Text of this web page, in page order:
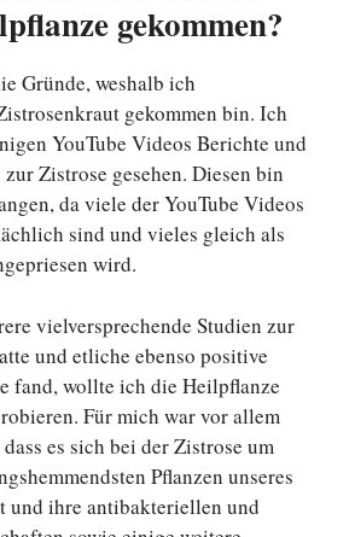
gekommen?
Gründe, weshalb ich
gekommen bin. Ich
YouTube Videos Berichte und
Zistrose gesehen. Diesen bin
da viele der YouTube Videos
sind und vieles gleich als
wird.
vielversprechende Studien zur
und etliche ebenso positive
fand, wollte ich die Heilpflanze
Für mich war vor allem
es sich bei der Zistrose um
Pflanzen unseres
und ihre antibakteriellen und